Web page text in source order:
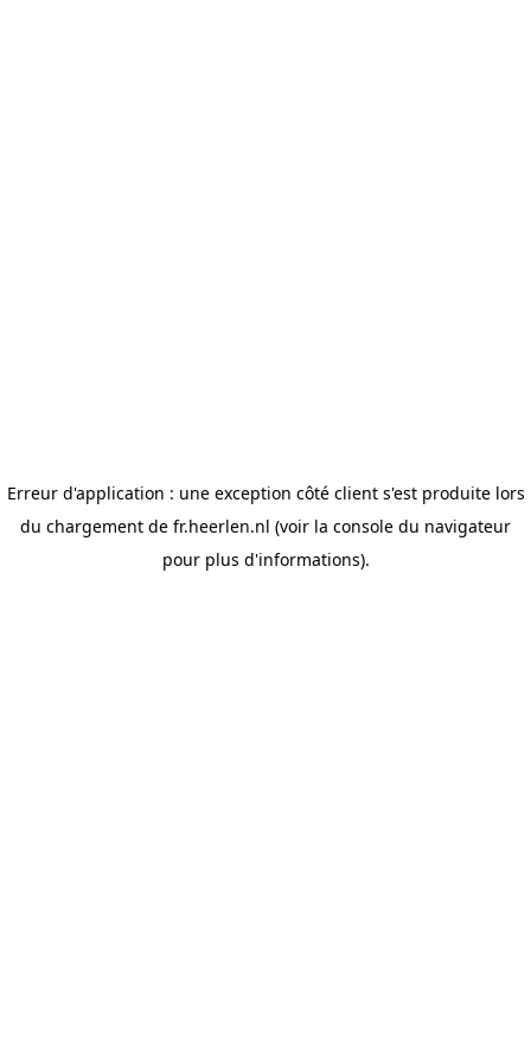
Erreur d'application : une exception côté client s'est produite lors
du chargement de fr.heerlen.nl (voir la console du navigateur
pour plus d'informations).